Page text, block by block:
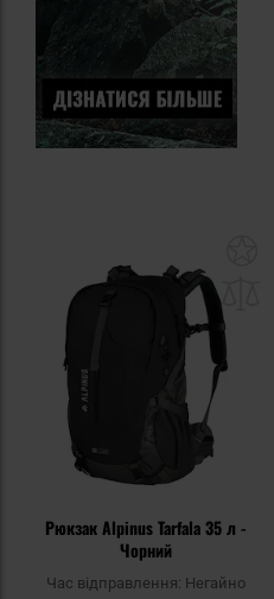
Рюкзак Alpinus Tarfala 35 л -
Чорний
Час відправлення: Негайно